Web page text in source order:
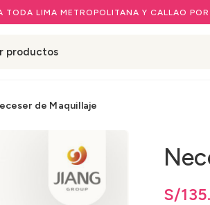
TODA LIMA METROPOLITANA Y CALLAO
de Maquillaje
S/